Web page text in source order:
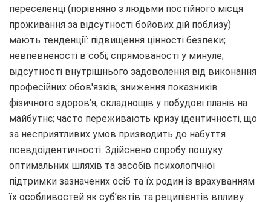
переселенці (порівняно з людьми постійного місця
проживання за відсутності бойових дій поблизу)
мають тенденції: підвищення цінності безпеки;
невпевненості в собі; спрямованості у минуле;
відсутності внутрішнього задоволення від виконання
професійних обов'язків; зниження показників
фізичного здоров’я, складнощів у побудові планів на
майбутнє; часто переживають кризу ідентичності, що
за несприятливих умов призводить до набуття
псевдоідентичності. Здійснено спробу пошуку
оптимальних шляхів та засобів психологічної
підтримки зазначених осіб та їх родин із врахуванням
їх особливостей як суб’єктів та реципієнтів впливу